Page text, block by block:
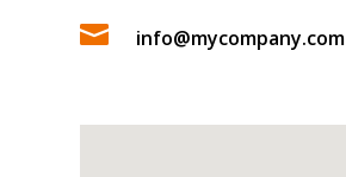
 info@mycompany.com